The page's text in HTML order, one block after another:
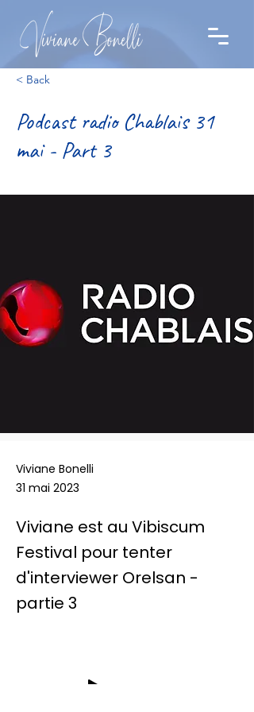
< Back
Podcast radio Chablais 31
mai - Part 3
Viviane Bonelli
31 mai 2023
Viviane est au Vibiscum
Festival pour tenter
d'interviewer Orelsan -
partie 3